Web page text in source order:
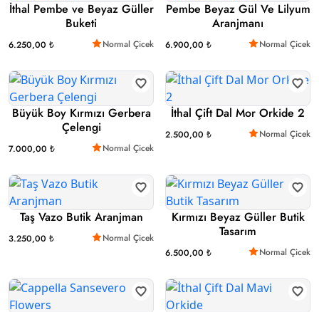
İthal Pembe ve Beyaz Güller
Buketi
6.250,00 ₺ Normal Çicek
Pembe Beyaz Gül Ve Lilyum
Aranjmanı
6.900,00 ₺ Normal Çicek
Büyük Boy Kırmızı Gerbera
Çelengi
7.000,00 ₺ Normal Çicek
İthal Çift Dal Mor Orkide 2
2.500,00 ₺ Normal Çicek
Taş Vazo Butik Aranjman
3.250,00 ₺ Normal Çicek
Kırmızı Beyaz Güller Butik
Tasarım
6.500,00 ₺ Normal Çicek